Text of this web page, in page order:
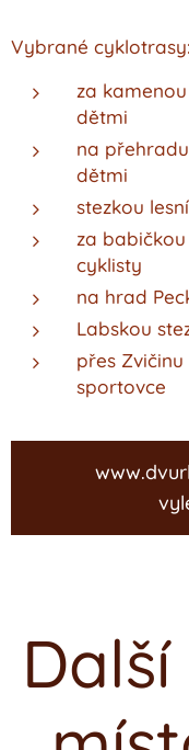
Vybrané cyklotrasy:
za
dětmi
na
dětmi
stezkou
za
cyklisty
na hrad
Labskou
přes
sportovce